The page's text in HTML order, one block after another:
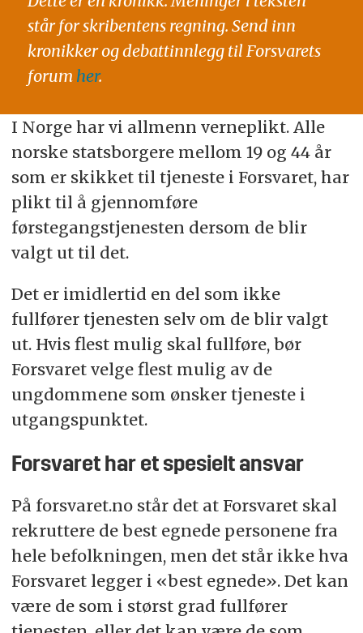
står for skribentens regning. Send inn
kronikker og debattinnlegg til Forsvarets
forum her.
I Norge har vi allmenn verneplikt. Alle
norske statsborgere mellom 19 og 44 år
som er skikket til tjeneste i Forsvaret, har
plikt til å gjennomføre
førstegangstjenesten dersom de blir
valgt ut til det.
Det er imidlertid en del som ikke
fullfører tjenesten selv om de blir valgt
ut. Hvis flest mulig skal fullføre, bør
Forsvaret velge flest mulig av de
ungdommene som ønsker tjeneste i
utgangspunktet.
Forsvaret har et spesielt ansvar
På forsvaret.no står det at Forsvaret skal
rekruttere de best egnede personene fra
hele befolkningen, men det står ikke hva
Forsvaret legger i «best egnede». Det kan
være de som i størst grad fullfører